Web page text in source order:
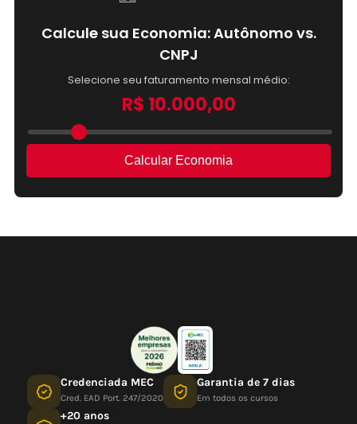
Credenciada MEC
Cred. EAD Port. 247/2020
Garantia de 7 dias
Em todos os cursos
+20 anos